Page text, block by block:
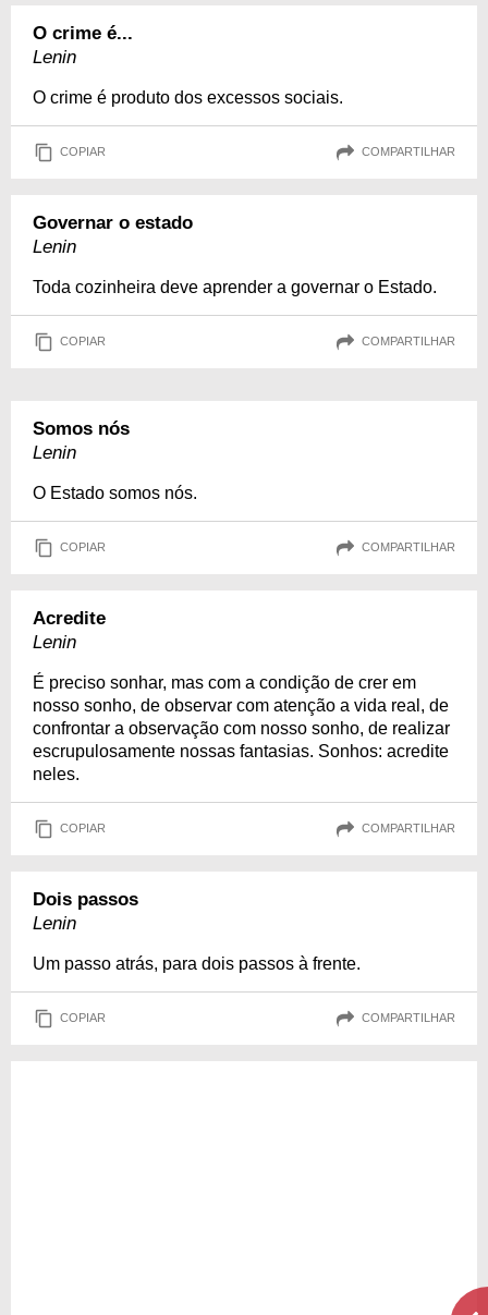
O crime é...
Lenin
O crime é produto dos excessos sociais.
COPIAR COMPARTILHAR
Governar o estado
Lenin
Toda cozinheira deve aprender a governar o Estado.
COPIAR COMPARTILHAR
Somos nós
Lenin
O Estado somos nós.
COPIAR COMPARTILHAR
Acredite
Lenin
É preciso sonhar, mas com a condição de crer em
nosso sonho, de observar com atenção a vida real, de
confrontar a observação com nosso sonho, de realizar
escrupulosamente nossas fantasias. Sonhos: acredite
neles.
COPIAR COMPARTILHAR
Dois passos
Lenin
Um passo atrás, para dois passos à frente.
COPIAR COMPARTILHAR